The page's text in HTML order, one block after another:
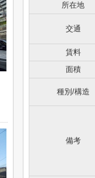
所在地
交通
賃料
面積
種別/構造
備考